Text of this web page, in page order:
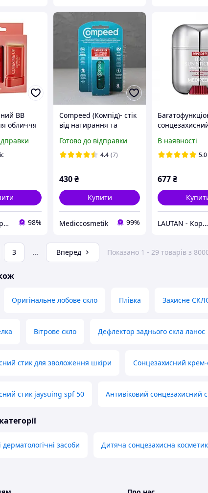
ВВ
обличчя
мл
Рослина Карпатська 98%
Compeed (Компід)- стік
від натирання та
Готово до відправки
4.4 (7)
430₴
Купити
Mediccosmetik 99%
BIO SUN STICK
В наявності
5.0
677₴
LAUTAN - Корейская Косметика
3 ... Вперед Показано 1 - 29 товарів з
Оригінальне лобове скло Плівка Захисне
Вітрове скло Дефлектор заднього скла ланос
стик для зволоження шкіри Сонцезахисний крем-
стик jaysuing spf 50 Антивіковий сонцезахисний
дерматологічні засоби Дитяча сонцезахисна